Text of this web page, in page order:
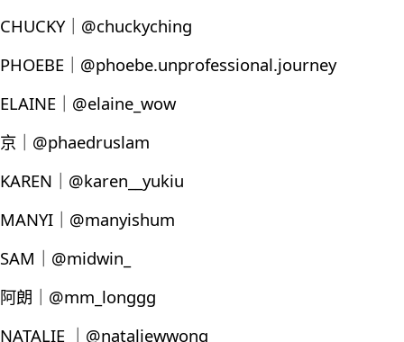
CHUCKY｜@chuckyching
PHOEBE｜@phoebe.unprofessional.journey
ELAINE｜@elaine_wow
京｜@phaedruslam
KAREN｜@karen__yukiu
MANYI｜@manyishum
SAM｜@midwin_
阿朗｜@mm_longgg
NATALIE ｜@nataliewwong